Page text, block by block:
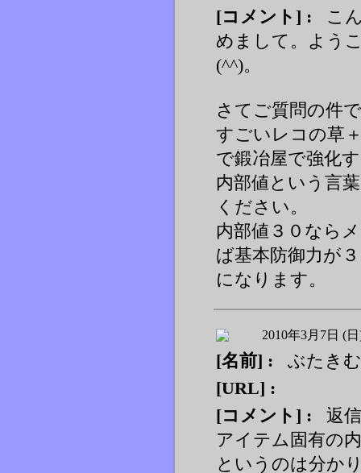
[コメント] : こ
めまして。よう
(^^)。
さてご質問の件
すごいレコの草
で鍛冶屋で強化
内部値という言
ください。
内部値３０なら
ば基本防御力が
になります。
2010年3月7日 (
[名前] : ぶたきむ
[URL] :
[コメント] : 返
アイテム固有の
というのは分か